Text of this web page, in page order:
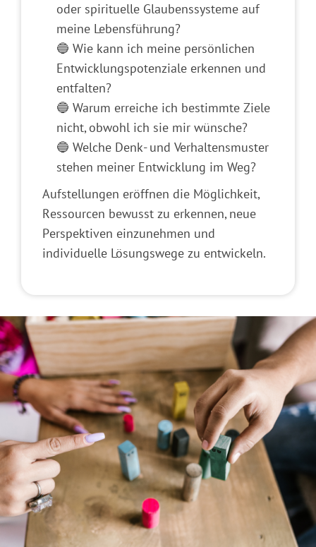
oder spirituelle Glaubenssysteme auf
meine Lebensführung?
🔵 Wie kann ich meine persönlichen
Entwicklungspotenziale erkennen und
entfalten?
🔵 Warum erreiche ich bestimmte Ziele
nicht, obwohl ich sie mir wünsche?
🔵 Welche Denk- und Verhaltensmuster
stehen meiner Entwicklung im Weg?
Aufstellungen eröffnen die Möglichkeit,
Ressourcen bewusst zu erkennen, neue
Perspektiven einzunehmen und
individuelle Lösungswege zu entwickeln.